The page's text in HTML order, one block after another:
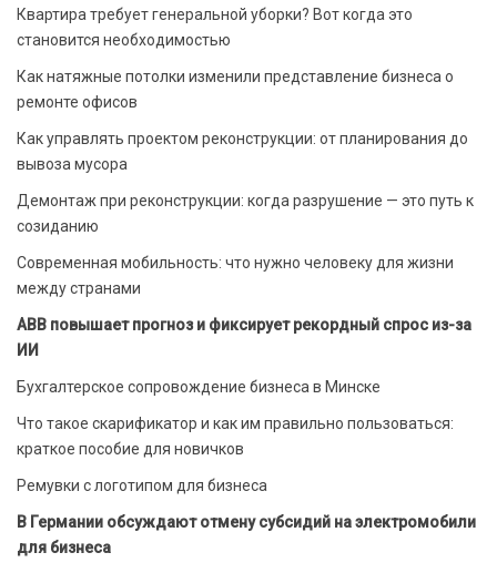
Квартира требует генеральной уборки? Вот когда это
становится необходимостью
Как натяжные потолки изменили представление бизнеса о
ремонте офисов
Как управлять проектом реконструкции: от планирования до
вывоза мусора
Демонтаж при реконструкции: когда разрушение — это путь к
созиданию
Современная мобильность: что нужно человеку для жизни
между странами
ABB повышает прогноз и фиксирует рекордный спрос из-за
ИИ
Бухгалтерское сопровождение бизнеса в Минске
Что такое скарификатор и как им правильно пользоваться:
краткое пособие для новичков
Ремувки с логотипом для бизнеса
В Германии обсуждают отмену субсидий на электромобили
для бизнеса